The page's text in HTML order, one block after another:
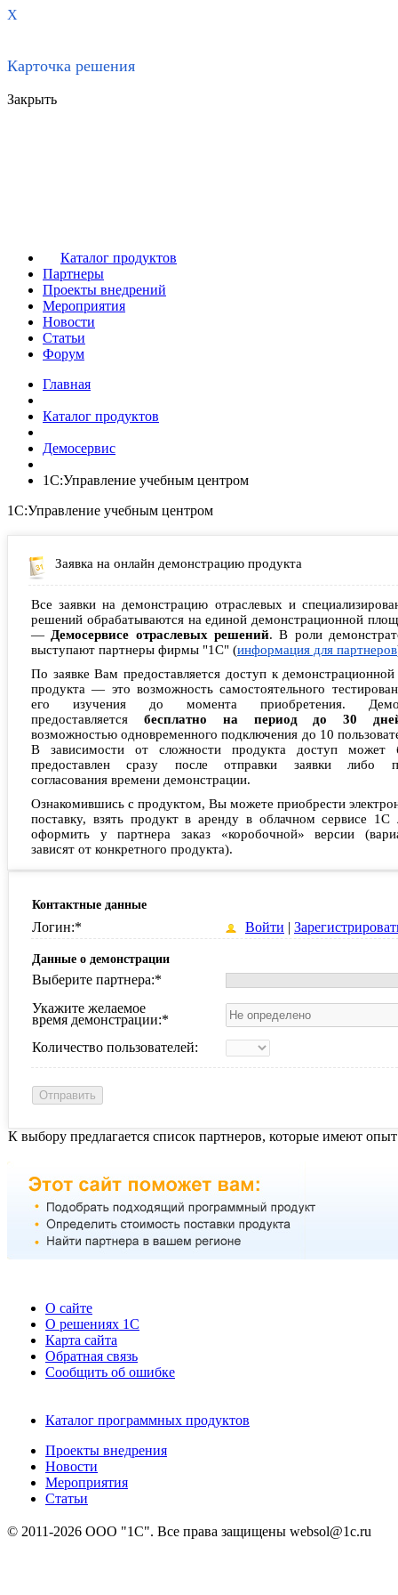
X
Карточка решения
Закрыть
Каталог продуктов
Партнеры
Проекты внедрений
Мероприятия
Новости
Статьи
Форум
Главная
Каталог продуктов
Демосервис
1С:Управление учебным центром
1С:Управление учебным центром
Заявка на онлайн демонстрацию продукта
Все заявки на демонстрацию отраслевых и
решений обрабатываются на единой демонстрационной
— Демосервисе отраслевых решений. В роли
выступают партнеры фирмы "1С" (информация для партнеров
По заявке Вам предоставляется доступ к демонстрационной
продукта — это возможность самостоятельного
его изучения до момента приобретения.
предоставляется бесплатно на период до 30
возможностью одновременного подключения до 10
В зависимости от сложности продукта доступ может
предоставлен сразу после отправки заявки либо
согласования времени демонстрации.
Ознакомившись с продуктом, Вы можете приобрести
поставку, взять продукт в аренду в облачном сервисе 1С
оформить у партнера заказ «коробочной» версии
зависят от конкретного продукта).
Контактные данные
Логин:* Войти |
Данные о демонстрации
Выберите партнера:*
Укажите желаемое
время демонстрации:*
Количество пользователей:
К выбору предлагается список партнеров, которые имеют
О сайте
О решениях 1С
Карта сайта
Обратная связь
Сообщить об ошибке
Каталог программных продуктов
Проекты внедрения
Новости
Мероприятия
Статьи
© 2011-2026 ООО "1С". Все права защищены websol@1c.ru